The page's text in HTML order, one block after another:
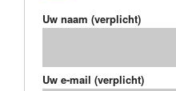
Uw naam (verplicht)
Uw e-mail (verplicht)